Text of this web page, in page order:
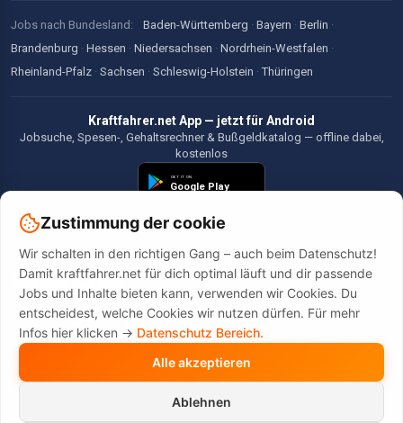
Jobs nach Bundesland: Baden-Württemberg · Bayern · Berlin ·
Brandenburg · Hessen · Niedersachsen · Nordrhein-Westfalen ·
Rheinland-Pfalz · Sachsen · Schleswig-Holstein · Thüringen
Kraftfahrer.net App — jetzt für Android
Jobsuche, Spesen-, Gehaltsrechner & Bußgeldkatalog — offline dabei,
kostenlos
©2026 Kraftfahrer.net. Alle Rechte vorbehalten.
Diese Website wird durch reCAPTCHA geschützt. Es gelten die
undNutzungsbedingungen
Zustimmung der cookie
Wir schalten in den richtigen Gang – auch beim Datenschutz!
Damit kraftfahrer.net für dich optimal läuft und dir passende
Jobs und Inhalte bieten kann, verwenden wir Cookies. Du
entscheidest, welche Cookies wir nutzen dürfen. Für mehr
Infos hier klicken -> Datenschutz Bereich.
Alle akzeptieren
Ablehnen